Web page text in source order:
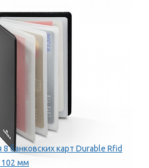
банковских карт Durable Rfid
102 мм